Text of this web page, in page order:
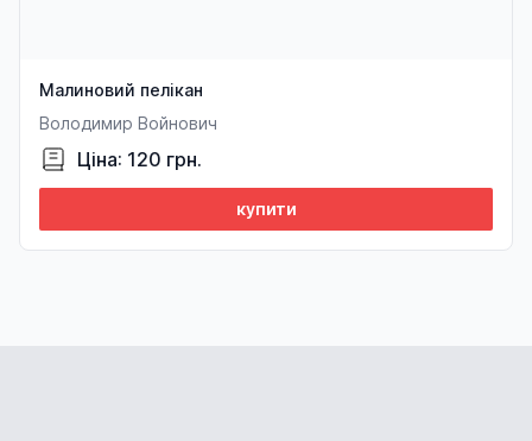
Малиновий пелікан
Володимир Войнович
Ціна: 120 грн.
купити